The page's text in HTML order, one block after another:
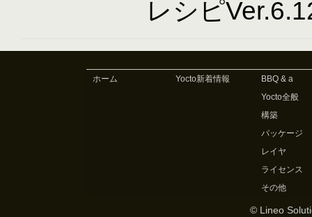
レシピ
ホーム Yocto新着情報
BBQ & a
Yocto全般
構築
パッケージ
レイヤ
ライセンス
その他
© Lineo